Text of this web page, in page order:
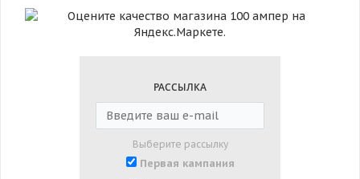
РАССЫЛКА
Выберите рассылку
Первая кампания